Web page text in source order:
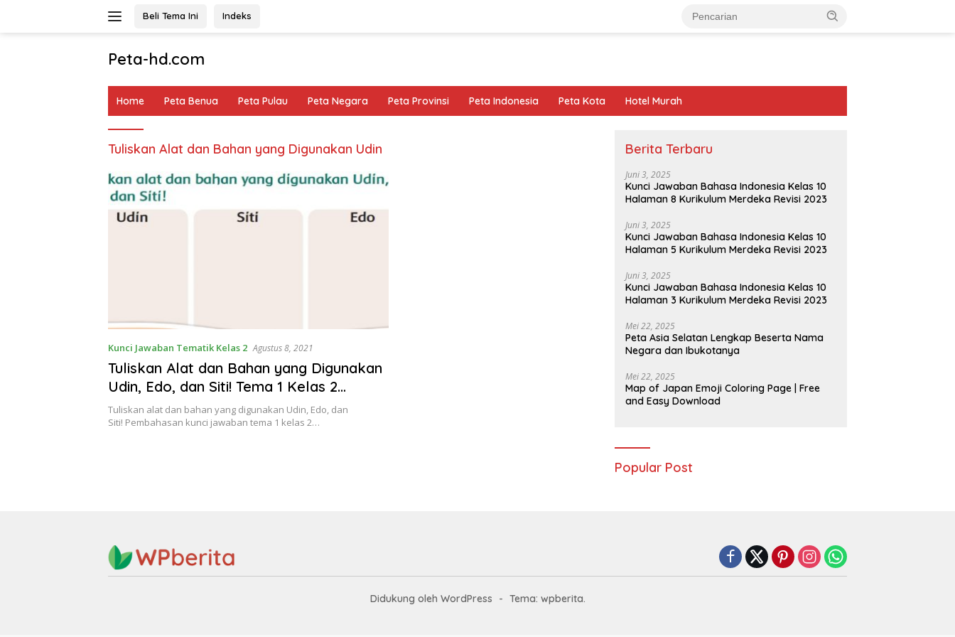
Beli Tema Ini Indeks
Peta-hd.com
Gambar
HD
Home Peta Benua Peta Pulau Peta Negara Peta Provinsi Peta Indonesia Peta Kota Hotel Murah
Tuliskan Alat dan Bahan yang Digunakan Udin
Kunci Jawaban Tematik Kelas 2 Agustus 8, 2021
Tuliskan Alat dan Bahan yang Digunakan
Udin, Edo, dan Siti! Tema 1 Kelas 2
Halaman 144
Tuliskan alat dan bahan yang digunakan Udin, Edo, dan
Siti! Pembahasan kunci jawaban tema 1 kelas 2…
Berita Terbaru
Juni 3, 2025
Kunci Jawaban Bahasa Indonesia Kelas 10
Halaman 8 Kurikulum Merdeka Revisi 2023
Juni 3, 2025
Kunci Jawaban Bahasa Indonesia Kelas 10
Halaman 5 Kurikulum Merdeka Revisi 2023
Juni 3, 2025
Kunci Jawaban Bahasa Indonesia Kelas 10
Halaman 3 Kurikulum Merdeka Revisi 2023
Mei 22, 2025
Peta Asia Selatan Lengkap Beserta Nama
Negara dan Ibukotanya
Mei 22, 2025
Map of Japan Emoji Coloring Page | Free
and Easy Download
Popular Post
Didukung oleh WordPress - Tema: wpberita.